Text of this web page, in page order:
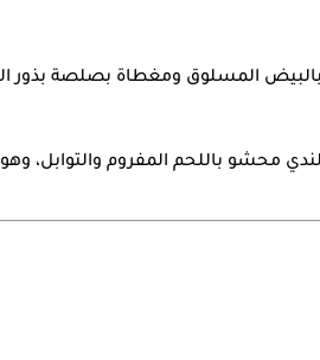
بالبيض المسلوق ومغطاة بصلصة بذور
محشو باللحم المفروم والتوابل، وهو